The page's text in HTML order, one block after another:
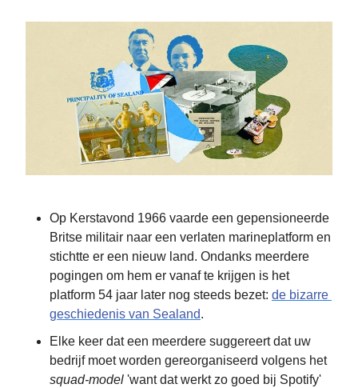
Op Kerstavond 1966 vaarde een gepensioneerde
Britse militair naar een verlaten marineplatform en
stichtte er een nieuw land. Ondanks meerdere
pogingen om hem er vanaf te krijgen is het
platform 54 jaar later nog steeds bezet: de bizarre
geschiedenis van Sealand.
Elke keer dat een meerdere suggereert dat uw
bedrijf moet worden gereorganiseerd volgens het
squad-model 'want dat werkt zo goed bij Spotify'